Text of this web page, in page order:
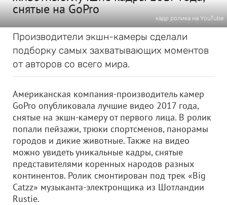
снятые на GoPro
кадр ролика на YouTube
Производители экшн-камеры сделали
подборку самых захватывающих моментов
от авторов со всего мира.
Американская компания-производитель камер
GoPro опубликовала лучшие видео 2017 года,
снятые на экшн-камеру от первого лица. В ролик
попали пейзажи, трюки спортсменов, панорамы
городов и дикие животные. Также на видео
можно увидеть уникальные кадры, снятые
представителями коренных народов разных
континентов. Ролик смонтирован под трек «Big
Catzz» музыканта-электронщика из Шотландии
Rustie.